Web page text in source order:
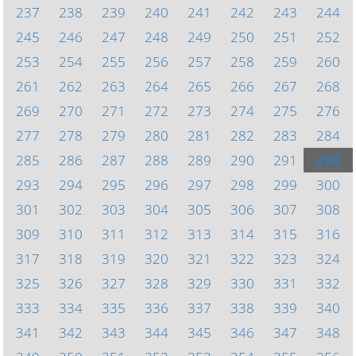
237
238 239 240 241 242 243
244
245
246 247 248 249 250 251
252
253
254 255 256 257 258 259
260
261
262 263 264 265 266 267
268
269
270 271 272 273 274 275
276
277
278 279 280 281 282 283
284
285
286 287 288 289 290 291
292
293
294 295 296 297 298 299
300
301
302 303 304 305 306 307
308
309
310 311 312 313 314 315
316
317
318 319 320 321 322 323
324
325
326 327 328 329 330 331
332
333
334 335 336 337 338 339
340
341
342 343 344 345 346 347
348